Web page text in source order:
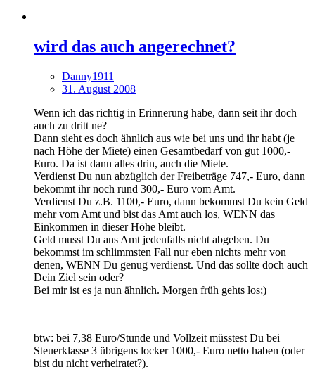
wird das auch angerechnet?
Danny1911
31. August 2008
Wenn ich das richtig in Erinnerung habe, dann seit ihr doch
auch zu dritt ne?
Dann sieht es doch ähnlich aus wie bei uns und ihr habt (je
nach Höhe der Miete) einen Gesamtbedarf von gut 1000,-
Euro. Da ist dann alles drin, auch die Miete.
Verdienst Du nun abzüglich der Freibeträge 747,- Euro, dann
bekommt ihr noch rund 300,- Euro vom Amt.
Verdienst Du z.B. 1100,- Euro, dann bekommst Du kein Geld
mehr vom Amt und bist das Amt auch los, WENN das
Einkommen in dieser Höhe bleibt.
Geld musst Du ans Amt jedenfalls nicht abgeben. Du
bekommst im schlimmsten Fall nur eben nichts mehr von
denen, WENN Du genug verdienst. Und das sollte doch auch
Dein Ziel sein oder?
Bei mir ist es ja nun ähnlich. Morgen früh gehts los;)
btw: bei 7,38 Euro/Stunde und Vollzeit müsstest Du bei
Steuerklasse 3 übrigens locker 1000,- Euro netto haben (oder
bist du nicht verheiratet?).